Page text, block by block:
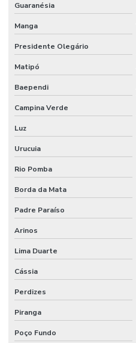
Guaranésia
Manga
Presidente Olegário
Matipó
Baependi
Campina Verde
Luz
Urucuia
Rio Pomba
Borda da Mata
Padre Paraíso
Arinos
Lima Duarte
Cássia
Perdizes
Piranga
Poço Fundo